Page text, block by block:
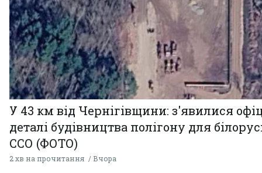
У 43 км від Чернігівщини: з'явилися
деталі будівництва полігону для
ССО (ФОТО)
2 хв на прочитання Вчора